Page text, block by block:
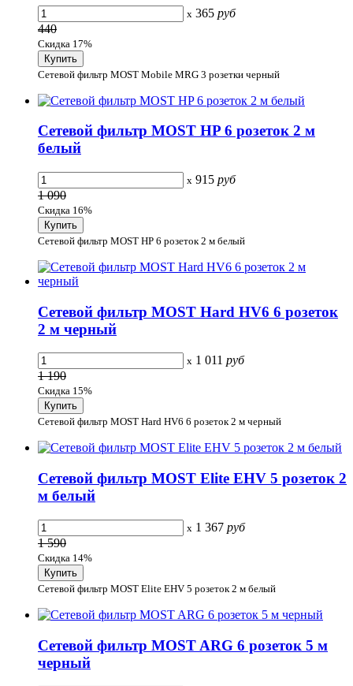
x 365 руб
440
Скидка 17%
Сетевой фильтр MOST Mobile MRG 3 розетки черный
Сетевой фильтр MOST HP 6 розеток 2 м
белый
x 915 руб
1 090
Скидка 16%
Сетевой фильтр MOST HP 6 розеток 2 м белый
Сетевой фильтр MOST Hard HV6 6 розеток
2 м черный
x 1 011 руб
1 190
Скидка 15%
Сетевой фильтр MOST Hard HV6 6 розеток 2 м черный
Сетевой фильтр MOST Elite EHV 5 розеток 2
м белый
x 1 367 руб
1 590
Скидка 14%
Сетевой фильтр MOST Elite EHV 5 розеток 2 м белый
Сетевой фильтр MOST ARG 6 розеток 5 м
черный